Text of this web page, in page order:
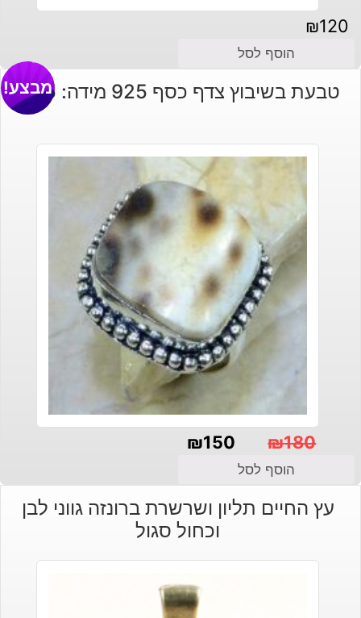
₪120
הוסף לסל
טבעת בשיבוץ צדף כסף 925 מידה: 9.75 מבצע!
₪180
המקורי
היה:
₪150
הנוכחי
הוא:
הוסף לסל
עץ החיים תליון ושרשרת ברונזה גווני לבן
וכחול סגול